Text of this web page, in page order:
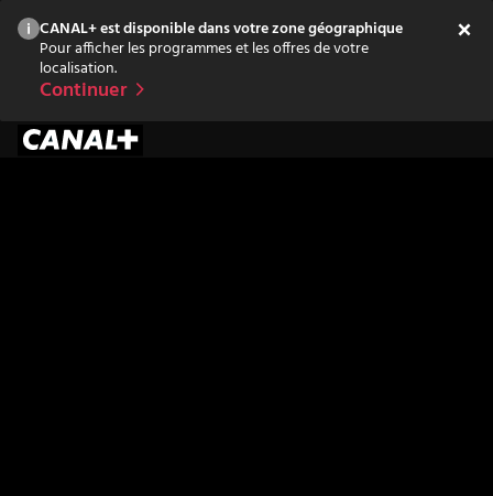
CANAL+ est disponible dans votre zone géographique
Pour afficher les programmes et les offres de votre
localisation.
Continuer